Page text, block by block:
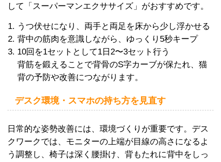
して「スーパーマンエクササイズ」がおすすめです。
うつ伏せになり、両手と両足を床から少し浮かせる
背中の筋肉を意識しながら、ゆっくり5秒キープ
10回を1セットとして1日2〜3セット行う
背筋を鍛えることで背骨のS字カーブが保たれ、猫
背の予防や改善につながります。
デスク環境・スマホの持ち方を見直す
日常的な姿勢改善には、環境づくりが重要です。デス
クワークでは、モニターの上端が目線の高さになるよ
う調整し、椅子は深く腰掛け、背もたれに背中をしっ